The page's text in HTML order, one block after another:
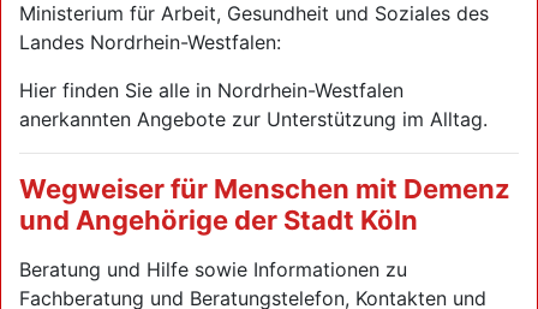
Ministerium für Arbeit, Gesundheit und Soziales des
Landes Nordrhein-Westfalen:
Hier finden Sie alle in Nordrhein-Westfalen
anerkannten Angebote zur Unterstützung im Alltag.
Wegweiser für Menschen mit Demenz
und Angehörige der Stadt Köln
Beratung und Hilfe sowie Informationen zu
Fachberatung und Beratungstelefon, Kontakten und